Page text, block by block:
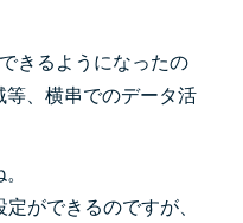
きるようになったの
、横串でのデータ活
ができるのですが、